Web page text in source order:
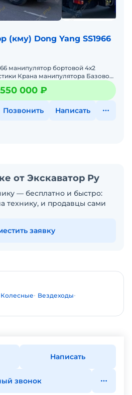
(кму) Dong Yang SS1966
манипулятор бортовой 4х2
Крана манипулятора Базовое
J6L СA1180 (4x2)Колесная фор
000 ₽
Позвонить Написать
от Экскаватор Ру
— бесплатно и быстро:
технику, и продавцы сами
заявку
Колесные
Вездеходы
Написать
звонок